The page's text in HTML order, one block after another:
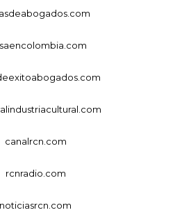
canalrcn.com
rcnradio.com
noticiasrcn.com